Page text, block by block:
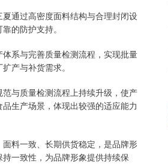
通过高密度面料结构与合理封闭设
的防护支持。
系与完善质量检测流程，实现批量
产与补货需求。
与质量检测流程上持续升级，使产
生产场景，体现出较强的适应能力
料一致、长期供货稳定，是品牌形
一致性，为品牌形象提供持续保